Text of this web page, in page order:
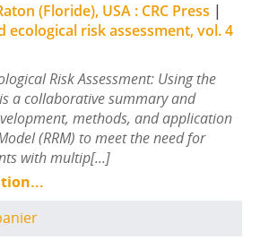
(Floride), USA : CRC Press |
ecological risk assessment, vol. 4
Risk Assessment: Using the
a collaborative summary and
methods, and application
(RRM) to meet the need for
with multip[...]